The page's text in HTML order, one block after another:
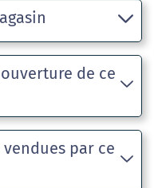
de ce
par ce